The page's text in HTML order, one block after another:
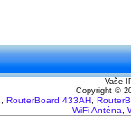
Vaše
Copyright ©
RouterBoard 433AH
WiFi Anténa